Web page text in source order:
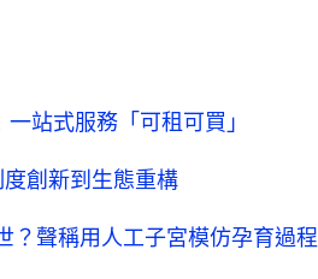
站式服務「可租可買」
創新到生態重構
？聲稱用人工子宮模仿孕育過程